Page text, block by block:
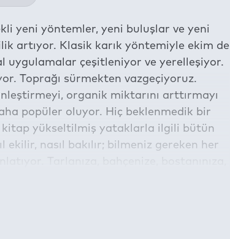
yeni yöntemler, yeni buluşlar ve yeni
artıyor. Klasik karık yöntemiyle ekim de
uygulamalar çeşitleniyor ve yerelleşiyor.
Toprağı sürmekten vazgeçiyoruz.
organik miktarını arttırmayı
popüler oluyor. Hiç beklenmedik bir
kitap yükseltilmiş yataklarla ilgili bütün
ekilir, nasıl bakılır; bilmeniz gereken her
Tarlanıza, bahçenize, bostanınıza,